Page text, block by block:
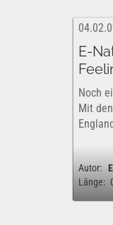
E-
Noch
Mit
Autor:
Länge: